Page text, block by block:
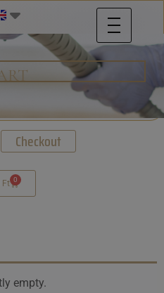
Checkout
Ft 0
empty.